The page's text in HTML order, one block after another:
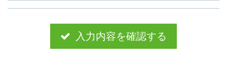
入力内容を確認する